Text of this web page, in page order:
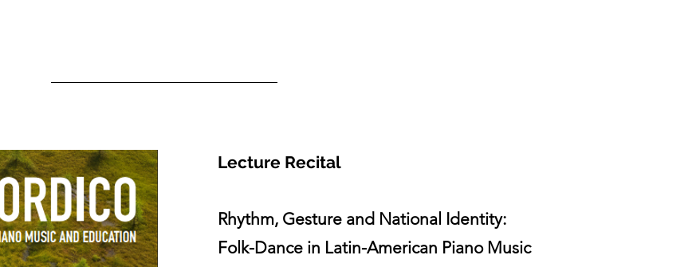
Lecture Recital
Rhythm, Gesture and National Identity:
Folk-Dance in Latin-American Piano Music